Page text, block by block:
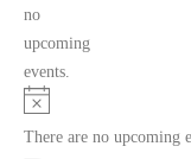
no
upcoming
events.
There are no upcoming